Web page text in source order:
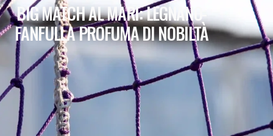
BIG MATCH AL MARI: LEGNANO-
FANFULLA PROFUMA DI NOBILTÀ